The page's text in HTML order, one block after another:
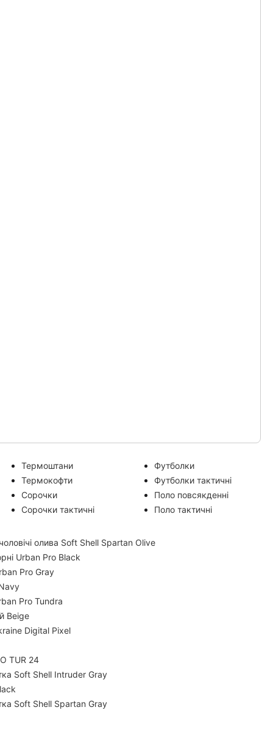
Термоштани
Термокофти
Сорочки
Сорочки тактичні
Футболки
Футболки тактичні
Поло повсякденні
Поло тактичні
олива Soft Shell Spartan Olive
Urban Pro Black
Pro Gray
Pro Tundra
Beige
Digital Pixel
TUR 24
Soft Shell Intruder Gray
Soft Shell Spartan Gray